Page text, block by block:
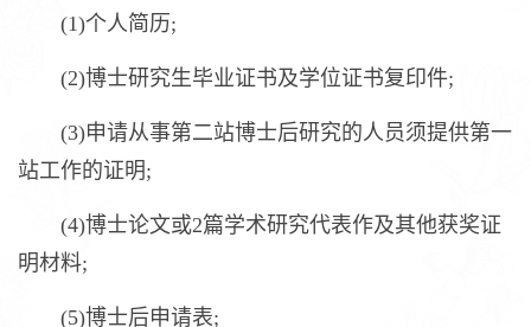
(1)个人简历;
(2)博士研究生毕业证书及学位证书复印件;
(3)申请从事第二站博士后研究的人员须提供第一
站工作的证明;
(4)博士论文或2篇学术研究代表作及其他获奖证
明材料;
(5)博士后申请表;